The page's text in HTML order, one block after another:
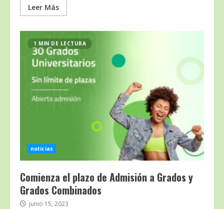
Leer Más
1 MIN DE LECTURA
noticias
Comienza el plazo de Admisión a Grados y
Grados Combinados
junio 15, 2023